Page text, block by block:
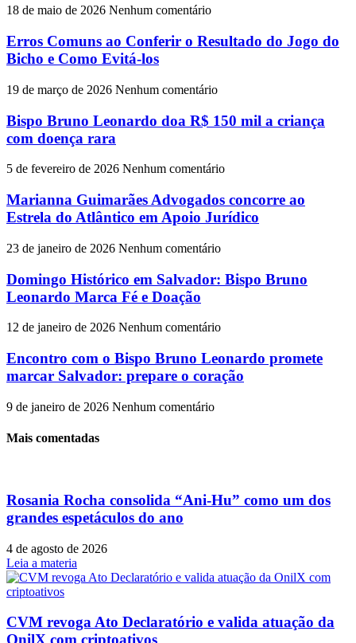
18 de maio de 2026 Nenhum comentário
Erros Comuns ao Conferir o Resultado do Jogo do
Bicho e Como Evitá-los
19 de março de 2026 Nenhum comentário
Bispo Bruno Leonardo doa R$ 150 mil a criança
com doença rara
5 de fevereiro de 2026 Nenhum comentário
Marianna Guimarães Advogados concorre ao
Estrela do Atlântico em Apoio Jurídico
23 de janeiro de 2026 Nenhum comentário
Domingo Histórico em Salvador: Bispo Bruno
Leonardo Marca Fé e Doação
12 de janeiro de 2026 Nenhum comentário
Encontro com o Bispo Bruno Leonardo promete
marcar Salvador: prepare o coração
9 de janeiro de 2026 Nenhum comentário
Mais comentadas
Rosania Rocha consolida “Ani-Hu” como um dos
grandes espetáculos do ano
4 de agosto de 2026
Leia a materia
CVM revoga Ato Declaratório e valida atuação da